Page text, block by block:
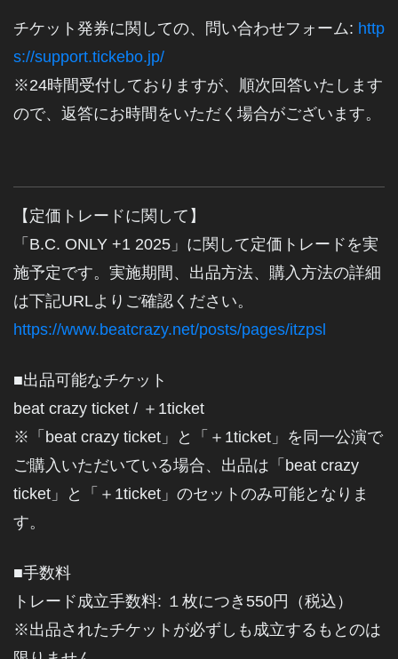
チケット発券に関しての、問い合わせフォーム: http
s://support.tickebo.jp/
※24時間受付しておりますが、順次回答いたします
ので、返答にお時間をいただく場合がございます。
【定価トレードに関して】
「B.C. ONLY +1 2025」に関して定価トレードを実
施予定です。実施期間、出品方法、購入方法の詳細
は下記URLよりご確認ください。
https://www.beatcrazy.net/posts/pages/itzpsl
■出品可能なチケット
beat crazy ticket / ＋1ticket
※「beat crazy ticket」と「＋1ticket」を同一公演で
ご購入いただいている場合、出品は「beat crazy
ticket」と「＋1ticket」のセットのみ可能となりま
す。
■手数料
トレード成立手数料: １枚につき550円（税込）
※出品されたチケットが必ずしも成立するもとのは